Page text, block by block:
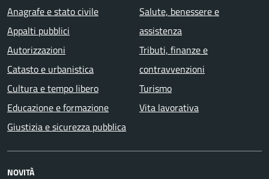
Anagrafe e stato civile
Appalti pubblici
Autorizzazioni
Catasto e urbanistica
Cultura e tempo libero
Educazione e formazione
Giustizia e sicurezza pubblica
Salute, benessere e
assistenza
Tributi, finanze e
contravvenzioni
Turismo
Vita lavorativa
NOVITÀ